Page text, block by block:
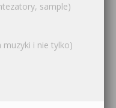
sample)
muzyki i nie tylko)